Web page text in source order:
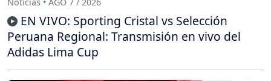
EN VIVO: Sporting Cristal vs Selección
Peruana Regional: Transmisión en vivo del
Adidas Lima Cup